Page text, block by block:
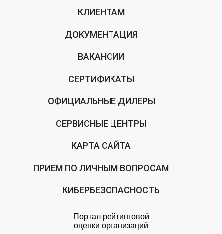
КЛИЕНТАМ
ДОКУМЕНТАЦИЯ
ВАКАНСИИ
СЕРТИФИКАТЫ
ОФИЦИАЛЬНЫЕ ДИЛЕРЫ
СЕРВИСНЫЕ ЦЕНТРЫ
КАРТА САЙТА
ПРИЕМ ПО ЛИЧНЫМ ВОПРОСАМ
КИБЕРБЕЗОПАСНОСТЬ
Портал рейтинговой
оценки организаций